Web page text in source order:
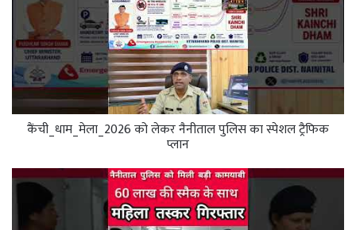
कैंची_धाम_मेला_2026 को लेकर नैनीताल पुलिस का स्पेशल ट्रैफिक
प्लान